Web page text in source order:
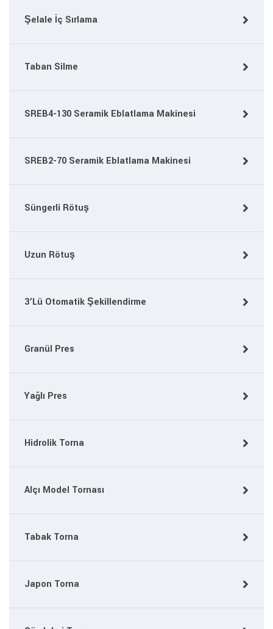
Şelale İç Sırlama
Taban Silme
SREB4-130 Seramik Eblatlama Makinesi
SREB2-70 Seramik Eblatlama Makinesi
Süngerli Rötuş
Uzun Rötuş
3’Lü Otomatik Şekillendirme
Granül Pres
Yağlı Pres
Hidrolik Torna
Alçı Model Tornası
Tabak Torna
Japon Torna